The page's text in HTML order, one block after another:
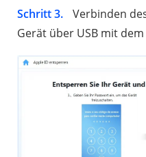
Schritt 3.
Verbinden
Gerät über USB mit